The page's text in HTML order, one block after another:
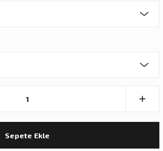
Sepete Ekle